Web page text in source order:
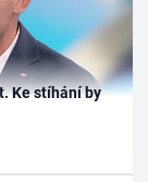
Ke stíhání by